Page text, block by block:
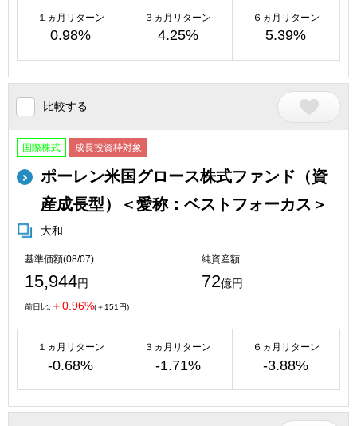
１ヵ月リターン
0.98%
３ヵ月リターン
4.25%
６ヵ月リターン
5.39%
比較する
国際株式 成長投資枠対象
ポーレン米国グロース株式ファンド（資
産成長型）＜愛称：ベストフォーカス＞
大和
基準価額(08/07)
15,944円
純資産額
72億円
前日比: ＋0.96%(＋151円)
１ヵ月リターン
-0.68%
３ヵ月リターン
-1.71%
６ヵ月リターン
-3.88%